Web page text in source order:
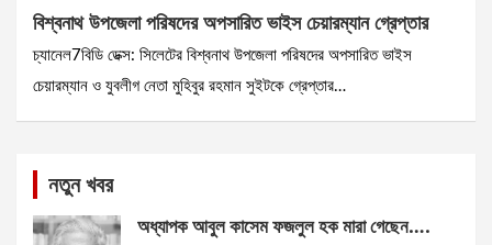
বিশ্বনাথ উপজেলা পরিষদের অপসারিত ভাইস চেয়ারম্যান গ্রেপ্তার
চ্যানেল7বিডি ডেক্স: সিলেটের বিশ্বনাথ উপজেলা পরিষদের অপসারিত ভাইস
চেয়ারম্যান ও যুবলীগ নেতা মুহিবুর রহমান সুইটকে গ্রেপ্তার…
নতুন খবর
অধ্যাপক আবুল কাসেম ফজলুল হক মারা গেছেন….